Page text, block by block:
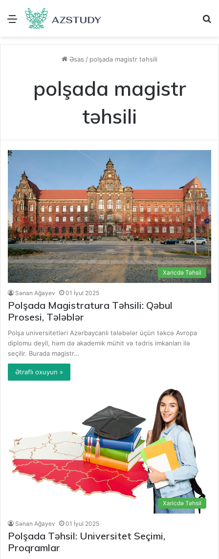
Menu
Əsas / polşada magistr təhsili
polşada magistr
təhsili
Xaricdə Təhsil
Sənan Ağayev 01 İyul 2025
Polşada Magistratura Təhsili: Qəbul
Prosesi, Tələblər
Polşa universitetləri Azərbaycanlı tələbələr üçün təkcə Avropa
diplomu deyil, həm də akademik mühit və tədris imkanları ilə
seçilir. Burada magistr…
Ətraflı oxuyun »
Xaricdə Təhsil
Sənan Ağayev 01 İyul 2025
Polşada Təhsil: Universitet Seçimi,
Proqramlar